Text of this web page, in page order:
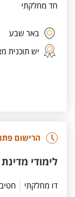
חד מחלקתי
באר שבע
יש תוכנית
הרישום
לימודי
דו מחלקתי